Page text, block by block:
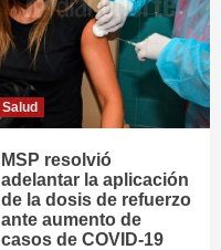
Salud
MSP resolvió
adelantar la aplicación
de la dosis de refuerzo
ante aumento de
casos de COVID-19